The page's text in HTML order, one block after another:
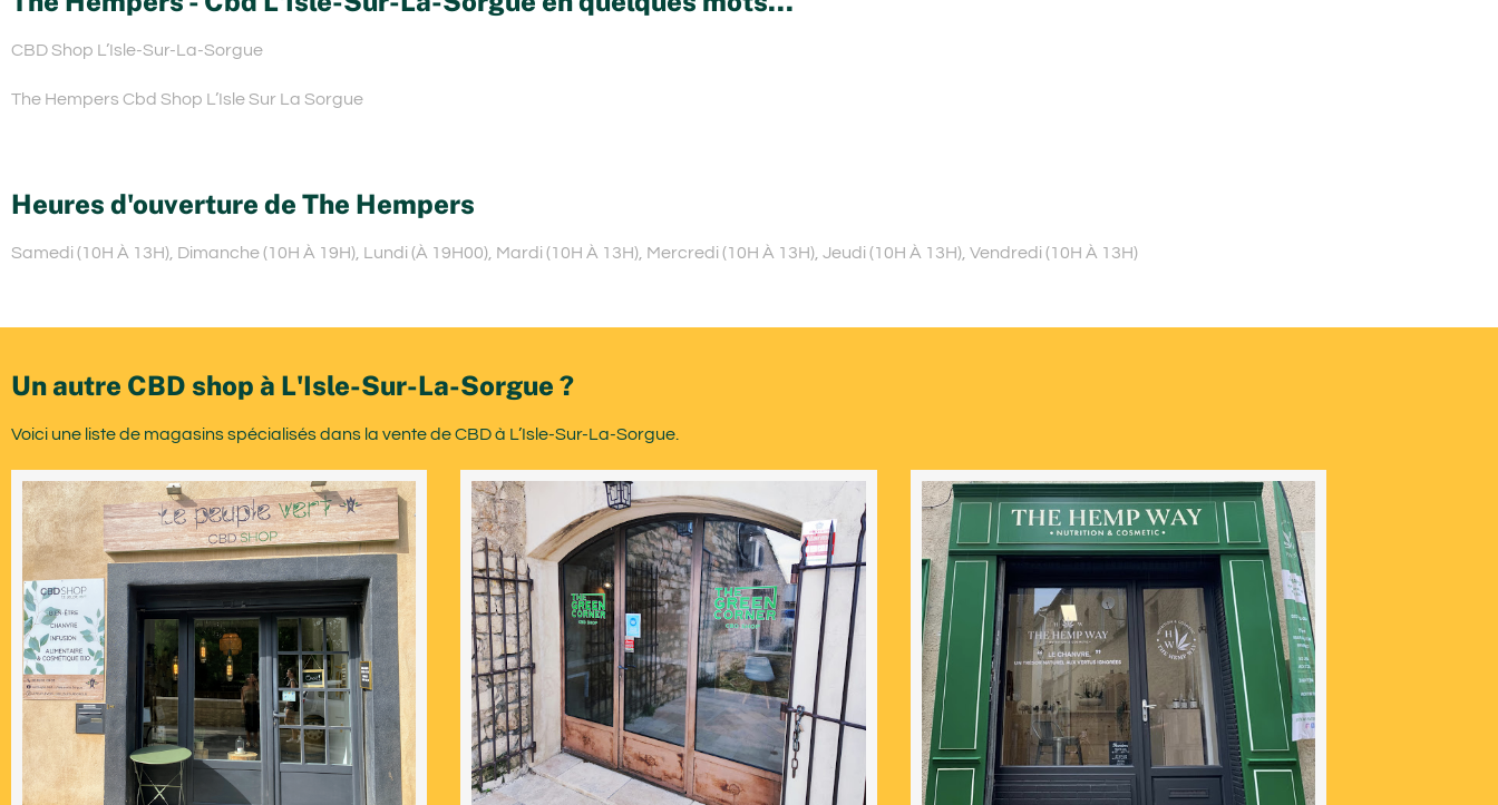
CBD Shop L’Isle-Sur-La-Sorgue
The Hempers Cbd Shop L’Isle Sur La Sorgue
Heures d'ouverture de The Hempers
Samedi (10H À 13H), Dimanche (10H À 19H), Lundi (À 19H00), Mardi (10H À 13H), Mercredi (10H À 13H), Jeudi (10H À 13H), Vendredi (10H À 13H)
Un autre CBD shop à L'Isle-Sur-La-Sorgue ?
Voici une liste de magasins spécialisés dans la vente de CBD à L’Isle-Sur-La-Sorgue.